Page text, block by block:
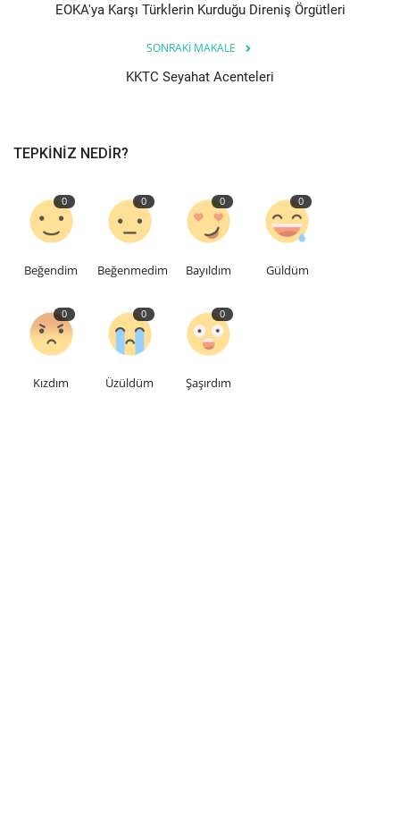
EOKA'ya Karşı Türklerin Kurduğu Direniş Örgütleri
SONRAKI MAKALE
KKTC Seyahat Acenteleri
TEPKINIZ NEDIR?
0
Beğendim
0
Beğenmedim
0
Bayıldım
0
Güldüm
0
Kızdım
0
Üzüldüm
0
Şaşırdım